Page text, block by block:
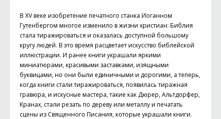
В XV веке изобретение печатного станка Иоганном
Гутенбергом многое изменило в жизни христиан: Библия
стала тиражироваться и оказалась доступной большому
кругу людей. В это время расцветает искусство биб­лейской
иллюстрации. И ранее книги украшали яркими
миниатюрами, красивыми заставками, изящными
буквицами, но они были единичными и дорогими, а теперь,
когда книги стали тиражироваться, появилась тиражная
гравюра, и искусные мастера, такие как Дюрер, Альтдорфер,
Кранах, стали резать по дереву или металлу и печатать
сцены из Священного Писания, которые украшали книги.